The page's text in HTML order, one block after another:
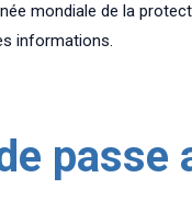
mondiale de la
informations.
passe